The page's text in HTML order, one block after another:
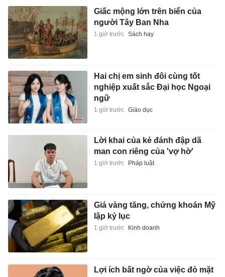
Giấc mộng lớn trên biển của
người Tây Ban Nha
1 giờ trước Sách hay
Hai chị em sinh đôi cùng tốt
nghiệp xuất sắc Đại học Ngoại
ngữ
1 giờ trước Giáo dục
Lời khai của kẻ đánh đập dã
man con riêng của 'vợ hờ'
1 giờ trước Pháp luật
Giá vàng tăng, chứng khoán Mỹ
lập kỷ lục
1 giờ trước Kinh doanh
Lợi ích bất ngờ của việc đỏ mặt